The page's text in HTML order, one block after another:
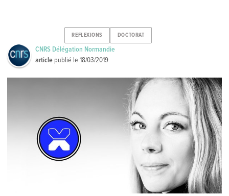
REFLEXIONS DOCTORAT
CNRS Délégation Normandie
article publié le18/03/2019